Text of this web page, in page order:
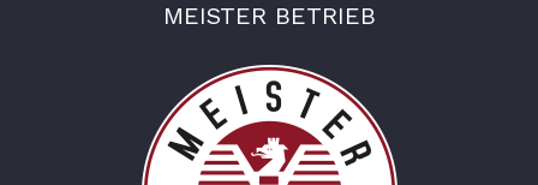
MEISTER BETRIEB